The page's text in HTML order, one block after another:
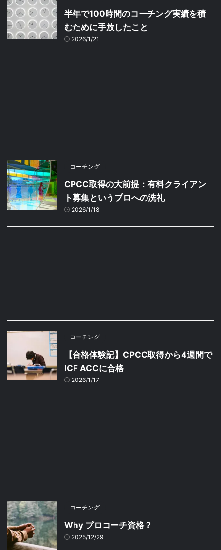
半年で100時間のコーチング実績を積
むために手放したこと
2026/1/21
コーチング
CPCC取得の大前提：有料クライアン
ト募集というプロへの洗礼
2026/1/18
コーチング
【合格体験記】CPCC取得から4週間で
ICF ACCに合格
2026/1/17
コーチング
Why プロコーチ資格？
2025/12/29